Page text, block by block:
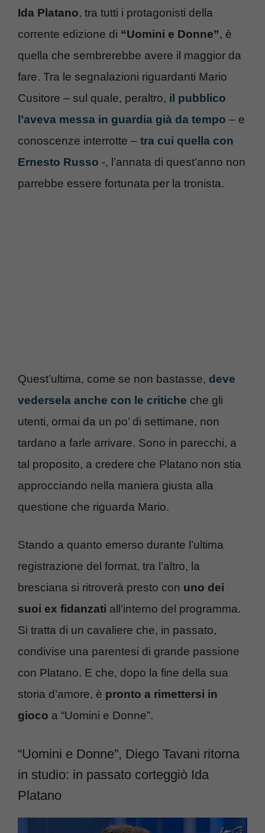
Ida Platano, tra tutti i protagonisti della
corrente edizione di “Uomini e Donne”, è
quella che sembrerebbe avere il maggior da
fare. Tra le segnalazioni riguardanti Mario
Cusitore – sul quale, peraltro, il pubblico
l’aveva messa in guardia già da tempo – e
conoscenze interrotte – tra cui quella con
Ernesto Russo -, l’annata di quest’anno non
parrebbe essere fortunata per la tronista.
Quest’ultima, come se non bastasse, deve
vedersela anche con le critiche che gli
utenti, ormai da un po’ di settimane, non
tardano a farle arrivare. Sono in parecchi, a
tal proposito, a credere che Platano non stia
approcciando nella maniera giusta alla
questione che riguarda Mario.
Stando a quanto emerso durante l’ultima
registrazione del format, tra l’altro, la
bresciana si ritroverà presto con uno dei
suoi ex fidanzati all’interno del programma.
Si tratta di un cavaliere che, in passato,
condivise una parentesi di grande passione
con Platano. E che, dopo la fine della sua
storia d’amore, è pronto a rimettersi in
gioco a “Uomini e Donne”.
“Uomini e Donne”, Diego Tavani ritorna
in studio: in passato corteggiò Ida
Platano